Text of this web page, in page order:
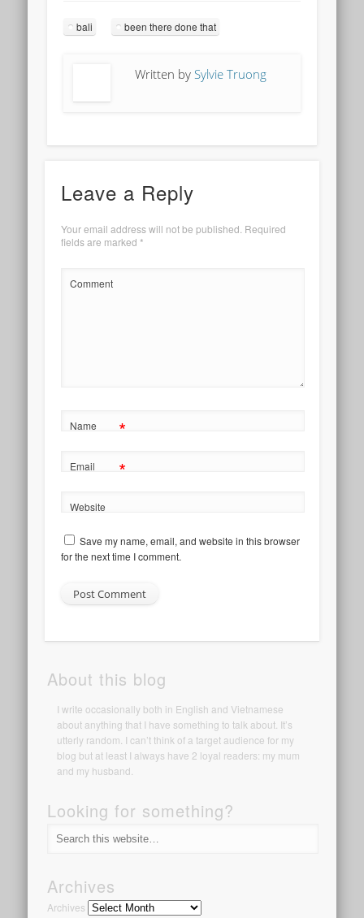
bali been there done that
Written by Sylvie Truong
Leave a Reply
Your email address will not be published. Required
fields are marked *
Comment
Name *
Email *
Website
Save my name, email, and website in this browser
for the next time I comment.
About this blog
I write occasionally both in English and Vietnamese
about anything that I have something to talk about. It’s
utterly random. I can’t think of a target audience for my
blog but at least I always have 2 loyal readers: my mum
and my husband.
Looking for something?
Archives
Archives